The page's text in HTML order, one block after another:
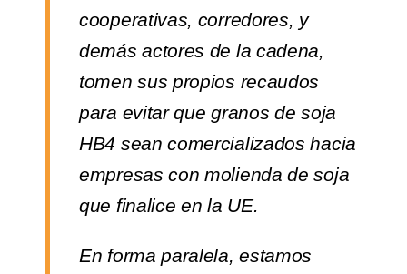
cooperativas, corredores, y
demás actores de la cadena,
tomen sus propios recaudos
para evitar que granos de soja
HB4 sean comercializados hacia
empresas con molienda de soja
que finalice en la UE.
En forma paralela, estamos